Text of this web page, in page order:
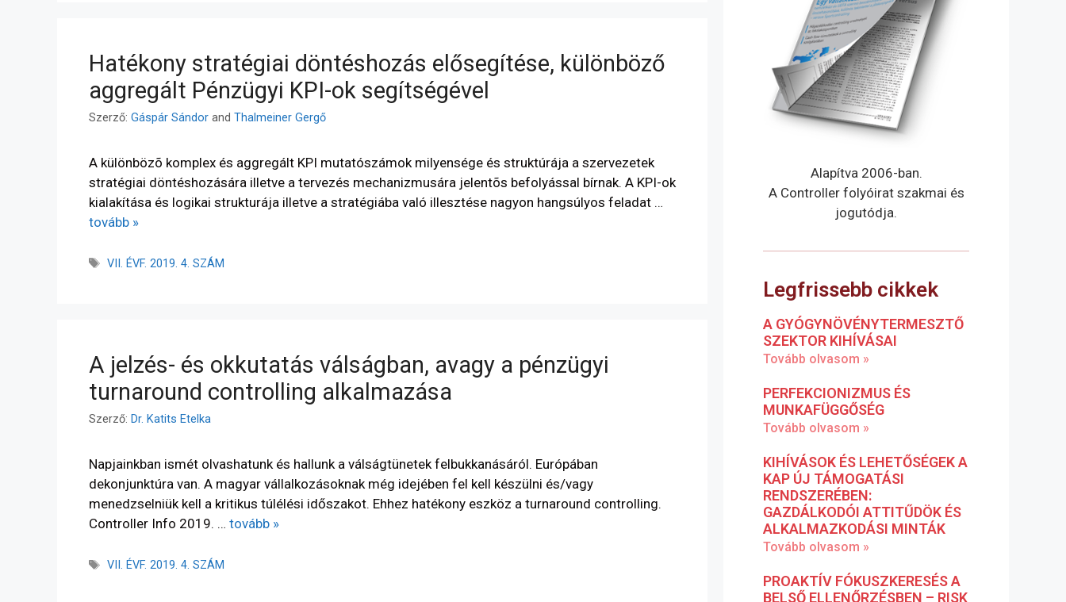
Hatékony stratégiai döntéshozás elősegítése, különböző
aggregált Pénzügyi KPI-ok segítségével
Szerző: Gáspár Sándor and Thalmeiner Gergő
A különbözõ komplex és aggregált KPI mutatószámok milyensége és struktúrája a szervezetek
stratégiai döntéshozására illetve a tervezés mechanizmusára jelentõs befolyással bírnak. A KPI-ok
kialakítása és logikai strukturája illetve a stratégiába való illesztése nagyon hangsúlyos feladat …
tovább »
VII. ÉVF. 2019. 4. SZÁM
A jelzés- és okkutatás válságban, avagy a pénzügyi
turnaround controlling alkalmazása
Szerző: Dr. Katits Etelka
Napjainkban ismét olvashatunk és hallunk a válságtünetek felbukkanásáról. Európában
dekonjunktúra van. A magyar vállalkozásoknak még idejében fel kell készülni és/vagy
menedzselniük kell a kritikus túlélési időszakot. Ehhez hatékony eszköz a turnaround controlling.
Controller Info 2019. … tovább »
VII. ÉVF. 2019. 4. SZÁM
Alapítva 2006-ban.
A Controller folyóirat szakmai és
jogutódja.
Legfrissebb cikkek
A GYÓGYNÖVÉNYTERMESZTŐ
SZEKTOR KIHÍVÁSAI
Tovább olvasom »
PERFEKCIONIZMUS ÉS
MUNKAFÜGGŐSÉG
Tovább olvasom »
KIHÍVÁSOK ÉS LEHETŐSÉGEK A
KAP ÚJ TÁMOGATÁSI
RENDSZERÉBEN:
GAZDÁLKODÓI ATTITŰDÖK ÉS
ALKALMAZKODÁSI MINTÁK
Tovább olvasom »
PROAKTÍV FÓKUSZKERESÉS A
BELSŐ ELLENŐRZÉSBEN – RISK